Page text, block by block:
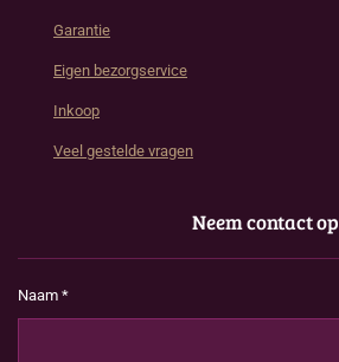
Garantie
Eigen bezorgservice
Inkoop
Veel gestelde vragen
Neem contact op
Naam *